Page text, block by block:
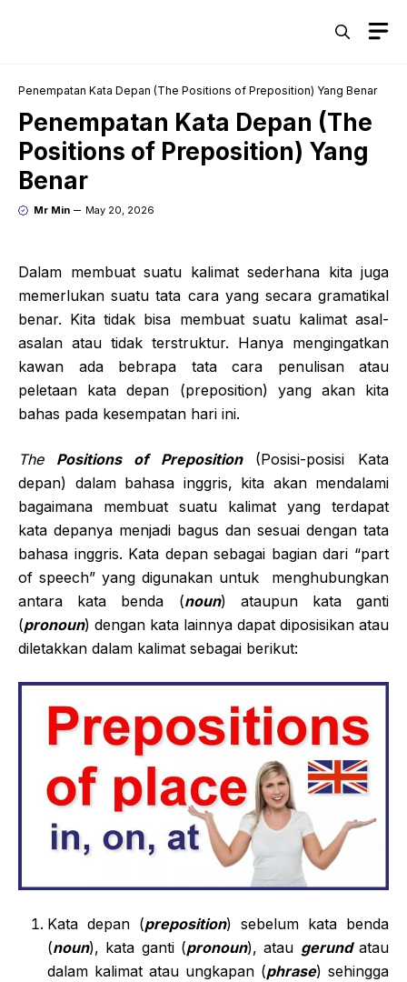
Penempatan Kata Depan (The Positions of Preposition) Yang Benar
Penempatan Kata Depan (The
Positions of Preposition) Yang
Benar
Mr Min May 20, 2026
Dalam membuat suatu kalimat sederhana kita juga
memerlukan suatu tata cara yang secara gramatikal
benar. Kita tidak bisa membuat suatu kalimat asal-
asalan atau tidak terstruktur. Hanya mengingatkan
kawan ada bebrapa tata cara penulisan atau
peletaan kata depan (preposition) yang akan kita
bahas pada kesempatan hari ini.
ThePositions of Preposition(Posisi-posisi Kata
depan) dalam bahasa inggris, kita akan mendalami
bagaimana membuat suatu kalimat yang terdapat
kata depanya menjadi bagus dan sesuai dengan tata
bahasa inggris. Kata depan sebagai bagian dari “part
of speech” yang digunakan untuk menghubungkan
antara kata benda (noun) ataupun kata ganti
(pronoun) dengan kata lainnya dapat diposisikan atau
diletakkan dalam kalimat sebagai berikut:
Kata depan (preposition) sebelum kata benda
(noun), kata ganti (pronoun), atau gerundatau
dalam kalimat atau ungkapan (phrase) sehingga